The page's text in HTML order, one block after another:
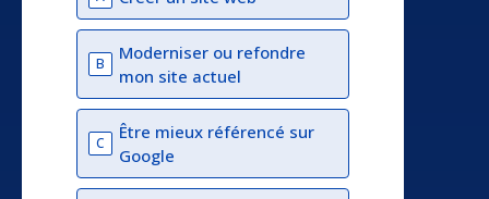
B
Moderniser ou refondre
mon site actuel
C
Être mieux référencé sur
Google